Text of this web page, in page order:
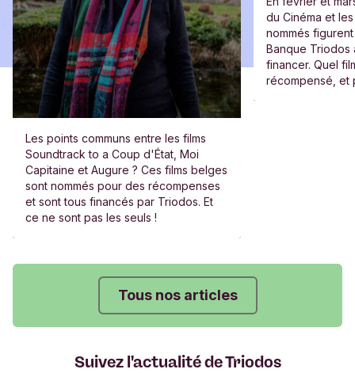
Les points communs entre les films
Soundtrack to a Coup d'État, Moi
Capitaine et Augure ? Ces films belges
sont nommés pour des récompenses
et sont tous financés par Triodos. Et
ce ne sont pas les seuls !
du Cinéma et
nommés figurent
Banque Triodos
financer. Quel
récompensé, et
Tous nos articles
Suivez l'actualité de Triodos